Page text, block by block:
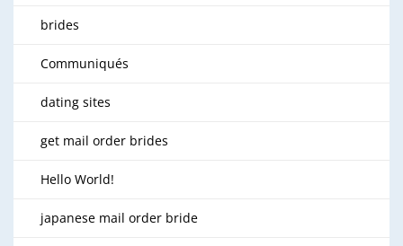
brides
Communiqués
dating sites
get mail order brides
Hello World!
japanese mail order bride